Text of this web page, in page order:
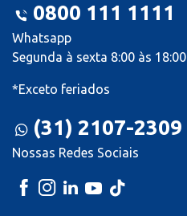
0800 111 1111
Whatsapp
Segunda à sexta 8:00 às 18:00
*Exceto feriados
(31) 2107-2309
Nossas Redes Sociais